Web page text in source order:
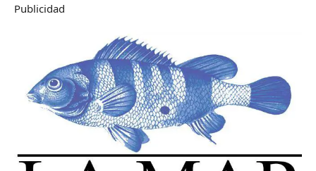
Publicidad